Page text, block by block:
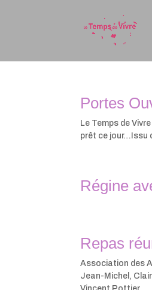
Portes
Le Temps de
prêt ce jour…Issu
Régine
Repas
Association des
Jean-Michel,